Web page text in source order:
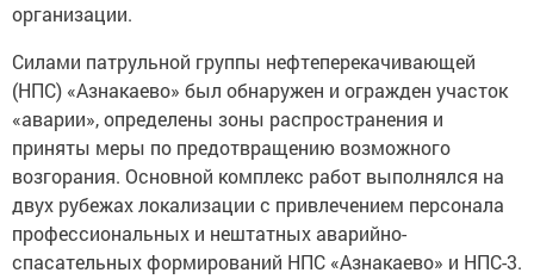
организации.
Силами патрульной группы нефтеперекачивающей
(НПС) «Азнакаево» был обнаружен и огражден участок
«аварии», определены зоны распространения и
приняты меры по предотвращению возможного
возгорания. Основной комплекс работ выполнялся на
двух рубежах локализации с привлечением персонала
профессиональных и нештатных аварийно-
спасательных формирований НПС «Азнакаево» и НПС-3.